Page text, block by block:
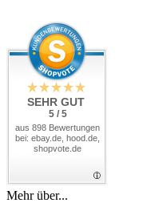
SEHR GUT
5 / 5
aus 898 Bewertungen
bei: ebay.de, hood.de,
shopvote.de
Mehr über...